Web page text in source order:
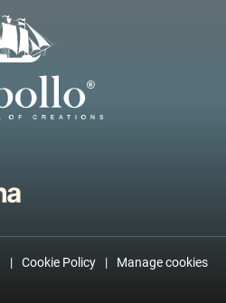
Cookie Policy Manage cookies